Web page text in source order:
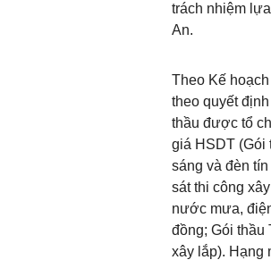
trách nhiệm
An.
Theo Kế
theo quyết
thầu được tổ
giá HSDT (Gói
sáng và đèn
sát thi công
nước mưa,
đồng; Gói thầu
xây lắp). Hạng